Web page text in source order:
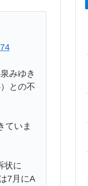
みゆき
との不
ていま
状に
7月にA